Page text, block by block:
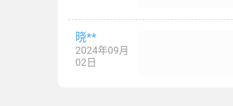
晓**
2024年09月
02日